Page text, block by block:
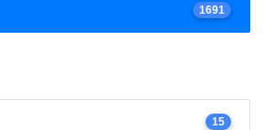
1691
15